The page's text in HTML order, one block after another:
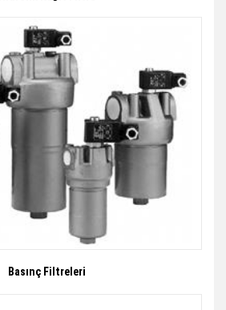
Basınç Filtreleri